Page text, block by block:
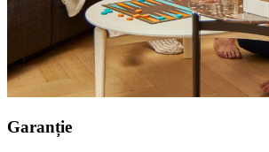
Garanție